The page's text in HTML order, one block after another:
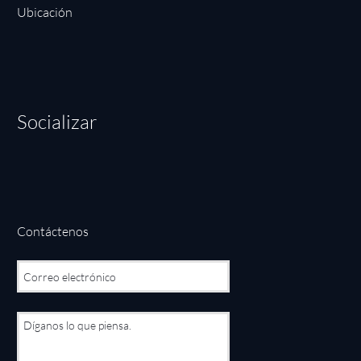
Ubicación
Socializar
Contáctenos